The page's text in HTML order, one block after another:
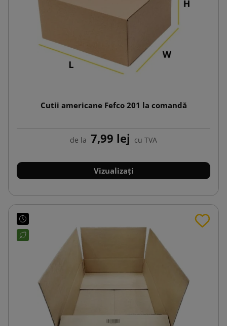
Cutii americane Fefco 201 la comandă
de la 7,99 lej cu TVA
Vizualizați